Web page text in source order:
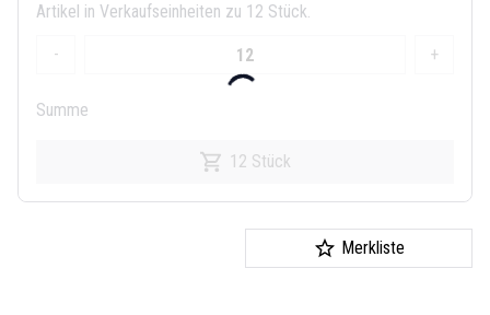
Artikel in Verkaufseinheiten zu 12 Stück.
- +
Summe
12 Stück
Merkliste